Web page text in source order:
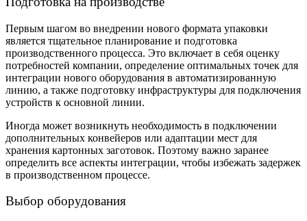
Первым шагом во внедрении нового формата упаковки
является тщательное планирование и подготовка
производственного процесса. Это включает в себя оценку
потребностей компании, определение оптимальных точек для
интеграции нового оборудования в автоматизированную
линию, а также подготовку инфраструктуры для подключения
устройств к основной линии.
Иногда может возникнуть необходимость в подключении
дополнительных конвейеров или адаптации мест для
хранения картонных заготовок. Поэтому важно заранее
определить все аспекты интеграции, чтобы избежать задержек
в производственном процессе.
Выбор оборудования